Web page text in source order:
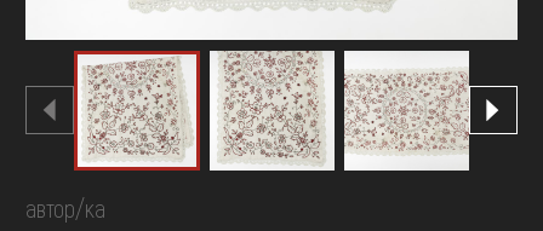
автор/ка